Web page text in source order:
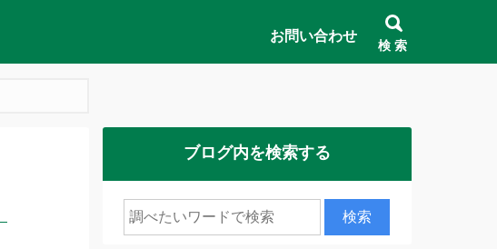
お問い合わせ
検 索
ブログ内を検索する